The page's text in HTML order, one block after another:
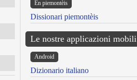
Ën piemontèis
Dissionari piemontèis
Le nostre applicazioni mobili
Android
Dizionario italiano